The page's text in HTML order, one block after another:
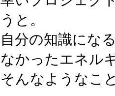
うと。
自分の知識にな
なかったエネル
そんなようなこ